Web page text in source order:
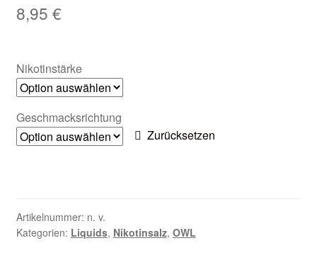
Kontaktformular
Unsere Standorte
8,95 €
Nikotinstärke
Geschmacksrichtung
Zurücksetzen
Artikelnummer: n. v.
Kategorien: Liquids, Nikotinsalz, OWL